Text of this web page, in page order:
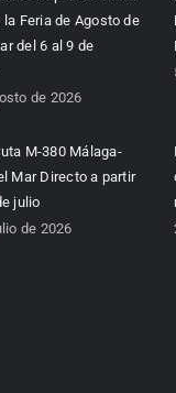
la Feria de Agosto de
del 6 al 9 de
de 2026
M-380 Málaga-
Mar Directo a partir
julio
de 2026